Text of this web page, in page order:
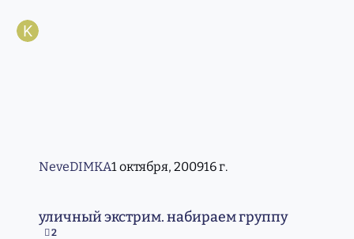
NeveDIMKA1 октября, 200916 г.
уличный экстрим. набираем группу
2